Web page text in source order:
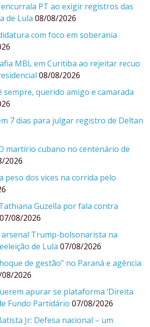
PT ao exigir registros das
de Lula 08/08/2026
com foco em soberania
MBL em Curitiba ao rejeitar recuo
08/08/2026
sempre, querido amigo e camarada
7 dias para julgar registro de Deltan
martírio cubano no centenário de
2026
peso dos vices na corrida pelo
Guzella por fala contra
07/08/2026
arsenal Trump-bolsonarista na
de Lula 07/08/2026
de gestão” no Paraná e agência
2026
apurar se plataforma ‘Direita
Fundo Partidário 07/08/2026
Jr: Defesa nacional – um